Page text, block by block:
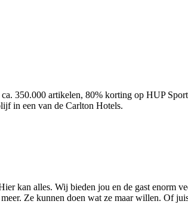
350.000 artikelen, 80% korting op HUP
in een van de Carlton Hotels.
kan alles. Wij bieden jou en de gast enorm
Ze kunnen doen wat ze maar willen. Of